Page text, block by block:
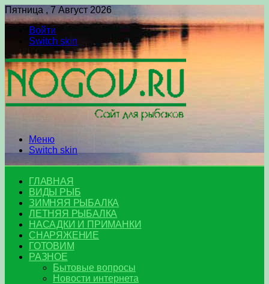
Пятница , 7 Август 2026
Войти
Switch skin
Меню
Switch skin
ГЛАВНАЯ
ВИДЫ РЫБ
ЗИМНЯЯ РЫБАЛКА
ЛЕТНЯЯ РЫБАЛКА
НАСАДКИ И ПРИМАНКИ
СНАРЯЖЕНИЕ
ГОТОВИМ
РАЗНОЕ
Бытовые вопросы
Новости интернета